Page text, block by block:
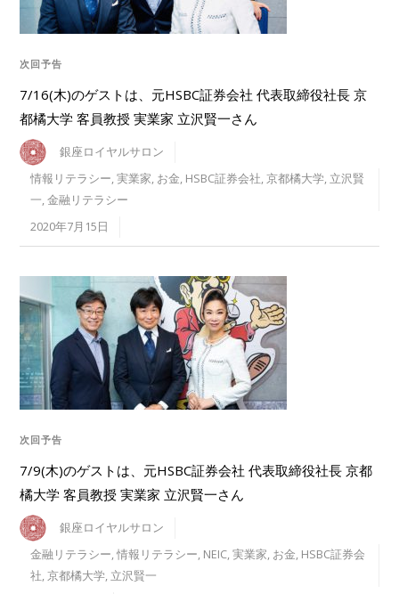
次回予告
7/16(木)のゲストは、元HSBC証券会社 代表取締役社長 京
都橘大学 客員教授 実業家 立沢賢一さん
銀座ロイヤルサロン
情報リテラシー,実業家, お金, HSBC証券会社,京都橘大学, 立沢賢
一,金融リテラシー
2020年7月15日
次回予告
7/9(木)のゲストは、元HSBC証券会社 代表取締役社長 京都
橘大学 客員教授 実業家 立沢賢一さん
銀座ロイヤルサロン
金融リテラシー,情報リテラシー, NEIC,実業家, お金, HSBC証券会
社,京都橘大学, 立沢賢一